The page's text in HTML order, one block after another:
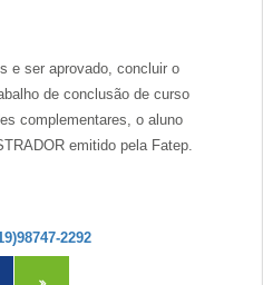
e ser aprovado, concluir o
de conclusão de curso
complementares, o aluno
emitido pela Fatep.
2292